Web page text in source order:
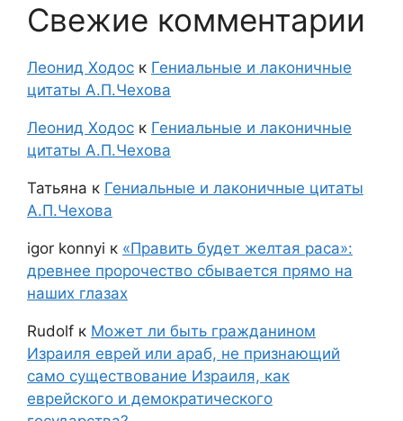
Свежие комментарии
Леонид Ходос к Гениальные и лаконичные
цитаты А.П.Чехова
Леонид Ходос к Гениальные и лаконичные
цитаты А.П.Чехова
Татьяна к Гениальные и лаконичные цитаты
А.П.Чехова
igor konnyi к «Править будет желтая раса»:
древнее пророчество сбывается прямо на
наших глазах
Rudolf к Может ли быть гражданином
Израиля еврей или араб, не признающий
само существование Израиля, как
еврейского и демократического